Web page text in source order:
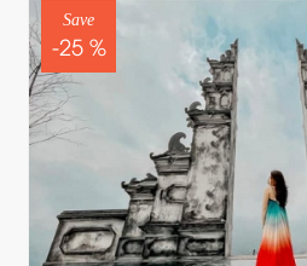
Save
-25 %